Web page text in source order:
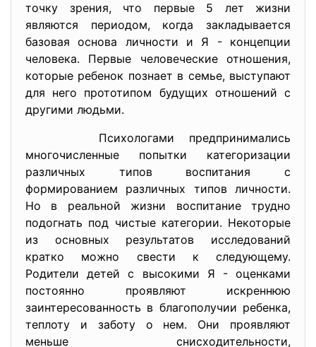
точку зрения, что первые 5 лет жизни
являются периодом, когда закладывается
базовая основа личности и Я - концепции
человека. Первые человеческие отношения,
которые ребенок познает в семье, выступают
для него прототипом будущих отношений с
другими людьми.
Психологами предпринимались
многочисленные попытки категоризации
различных типов воспитания с
формированием различных типов личности.
Но в реальной жизни воспитание трудно
подогнать под чистые категории. Некоторые
из основных результатов исследований
кратко можно свести к следующему.
Родители детей с высокими Я - оценками
постоянно проявляют искреннюю
заинтересованность в благополучии ребенка,
теплоту и заботу о нем. Они проявляют
меньше снисходительности,